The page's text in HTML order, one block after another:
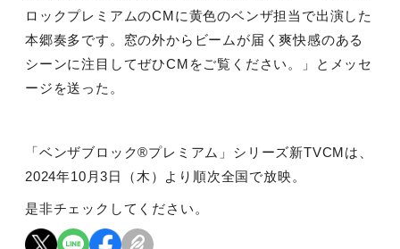
ロックプレミアムのCMに黄色のベンザ担当で出演した
本郷奏多です。窓の外からビームが届く爽快感のある
シーンに注目してぜひCM をご覧ください。」とメッセ
ージを送った。
「ベンザブロック®プレミアム」シリーズ新TVCMは、
2024年10 月3日（木）より順次全国で放映。
是非チェックしてください。